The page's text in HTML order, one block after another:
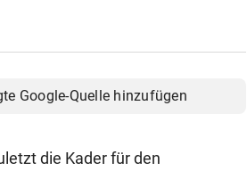
Google-Quelle hinzufügen
die Kader für den